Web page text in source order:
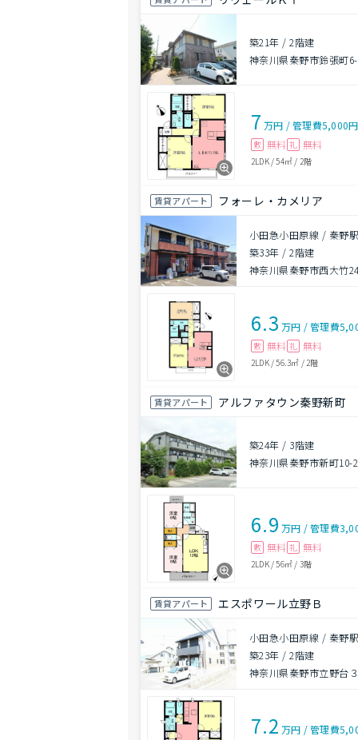
築21年 /2階建
神奈川県秦野市鈴張町
7 万円 /管理費5,000円
敷 無料 礼 無料
2LDK/54㎡ / 2階
賃貸アパート フォーレ・カメリア
小田急小田原線 / 秦野
築33年 /2階建
神奈川県秦野市西大竹
6.3 万円 /管理費
敷 無料 礼 無料
2LDK/56.3㎡ / 2階
賃貸アパート アルファタウン秦野新町
築24年 / 3階建
神奈川県秦野市新町10-
6.9 万円 /管理費
敷 無料 礼 無料
2LDK/56㎡ / 3階
賃貸アパート エスポワール立野Ｂ
小田急小田原線 / 秦野
築23年 /2階建
神奈川県秦野市立野台
7.2 万円 /管理費